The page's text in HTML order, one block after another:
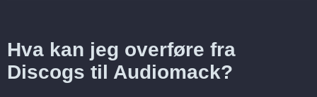
Hva kan jeg overføre fra
Discogs til Audiomack?